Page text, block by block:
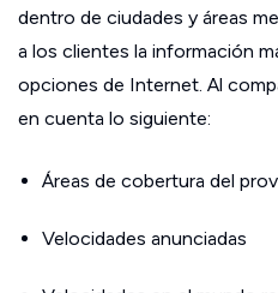
dentro de ciudades y áreas
a los clientes la información
opciones de Internet. Al
en cuenta lo siguiente:
Áreas de cobertura del
Velocidades anunciadas